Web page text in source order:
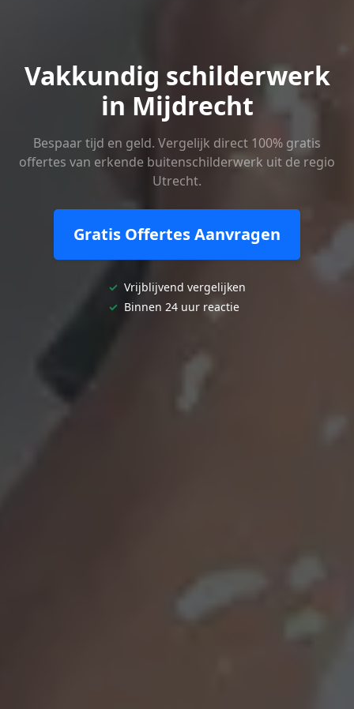
Vakkundig schilderwerk
in Mijdrecht
Bespaar tijd en geld. Vergelijk direct 100% gratis
offertes van erkende buitenschilderwerk uit de regio
Utrecht.
Gratis Offertes Aanvragen
✓ Vrijblijvend vergelijken
✓ Binnen 24 uur reactie